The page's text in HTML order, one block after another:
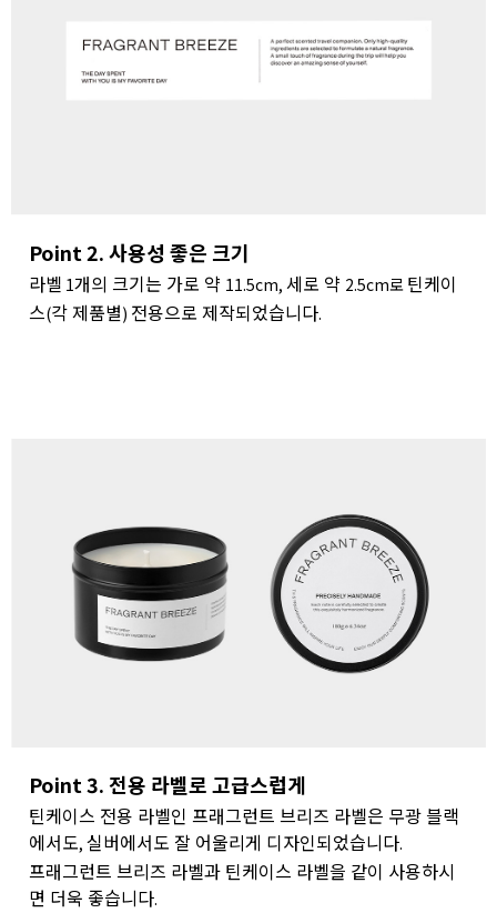
Point 2. 사용성 좋은 크기
라벨 1개의 크기는 가로 약 11.5cm, 세로 약 2.5cm로 틴케이
스(각 제품별) 전용으로 제작되었습니다.
Point 3. 전용 라벨로 고급스럽게
틴케이스 전용 라벨인 프래그런트 브리즈 라벨은 무광 블랙
에서도, 실버에서도 잘 어울리게 디자인되었습니다.
프래그런트 브리즈 라벨과 틴케이스 라벨을 같이 사용하시
면 더욱 좋습니다.